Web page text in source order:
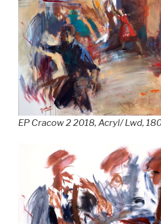
EP Cracow 2 2018, Acryl/ Lwd,